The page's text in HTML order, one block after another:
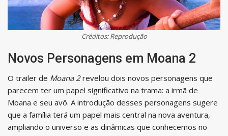
Créditos: Reprodução
Novos Personagens em Moana 2
O trailer de Moana 2revelou dois novos personagens que
parecem ter um papel significativo na trama: a irmã de
Moana e seu avô. A introdução desses personagens sugere
que a família terá um papel mais central na nova aventura,
ampliando o universo e as dinâmicas que conhecemos no